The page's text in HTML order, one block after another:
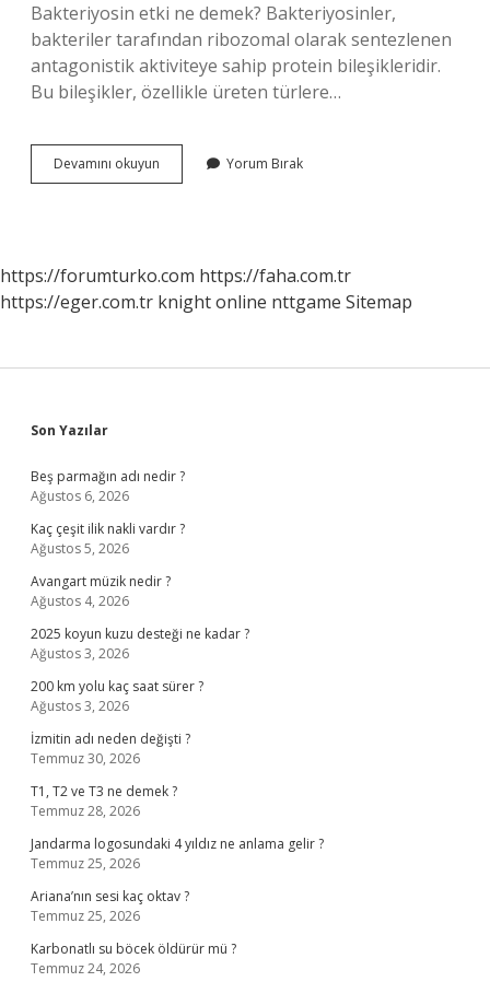
Bakteriyosin etki ne demek? Bakteriyosinler,
bakteriler tarafından ribozomal olarak sentezlenen
antagonistik aktiviteye sahip protein bileşikleridir.
Bu bileşikler, özellikle üreten türlere…
Devamını okuyun Bakteriyolitik
Etki
Yorum Bırak
https://forumturko.com https://faha.com.tr
https://eger.com.tr knight online nttgame Sitemap
Sidebar
Son Yazılar
Beş parmağın adı nedir ?
Ağustos 6, 2026
Kaç çeşit ilik nakli vardır ?
Ağustos 5, 2026
Avangart müzik nedir ?
Ağustos 4, 2026
2025 koyun kuzu desteği ne kadar ?
Ağustos 3, 2026
200 km yolu kaç saat sürer ?
Ağustos 3, 2026
İzmitin adı neden değişti ?
Temmuz 30, 2026
T1, T2 ve T3 ne demek ?
Temmuz 28, 2026
Jandarma logosundaki 4 yıldız ne anlama gelir ?
Temmuz 25, 2026
Ariana’nın sesi kaç oktav ?
Temmuz 25, 2026
Karbonatlı su böcek öldürür mü ?
Temmuz 24, 2026